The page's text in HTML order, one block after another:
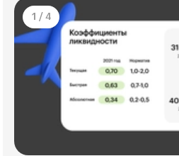
1 / 4